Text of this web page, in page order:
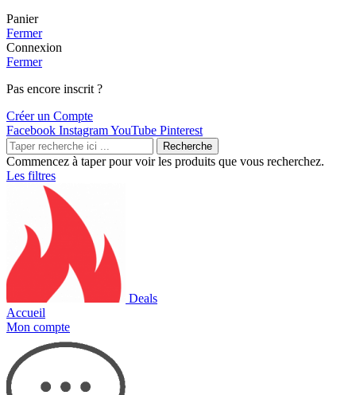
Panier
Fermer
Connexion
Fermer
Pas encore inscrit ?
Créer un Compte
Facebook InstagramYouTube Pinterest
Recherche
Commencez à taper pour voir les produits que vous recherchez.
Les filtres
Deals
Accueil
Mon compte